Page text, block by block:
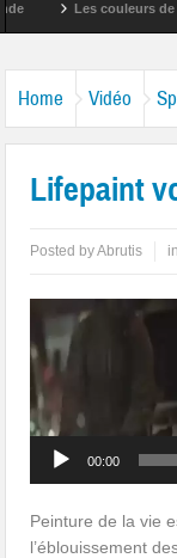
Les couleurs de
Home Vidéo
Lifepaint
Posted byAbrutis
Lecteur
vidéo
00:00
Peinture de la vie
l’éblouissement